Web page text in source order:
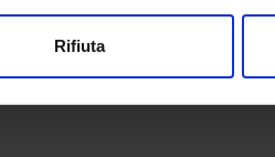
o ritirare il tuo consenso in
Rifiuta